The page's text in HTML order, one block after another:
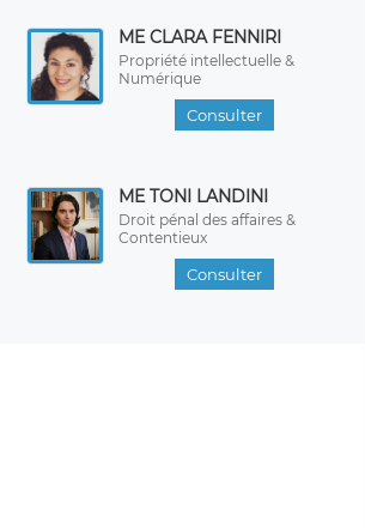
ME CLARA FENNIRI
Propriété intellectuelle &
Numérique
Consulter
ME TONI LANDINI
Droit pénal des affaires &
Contentieux
Consulter